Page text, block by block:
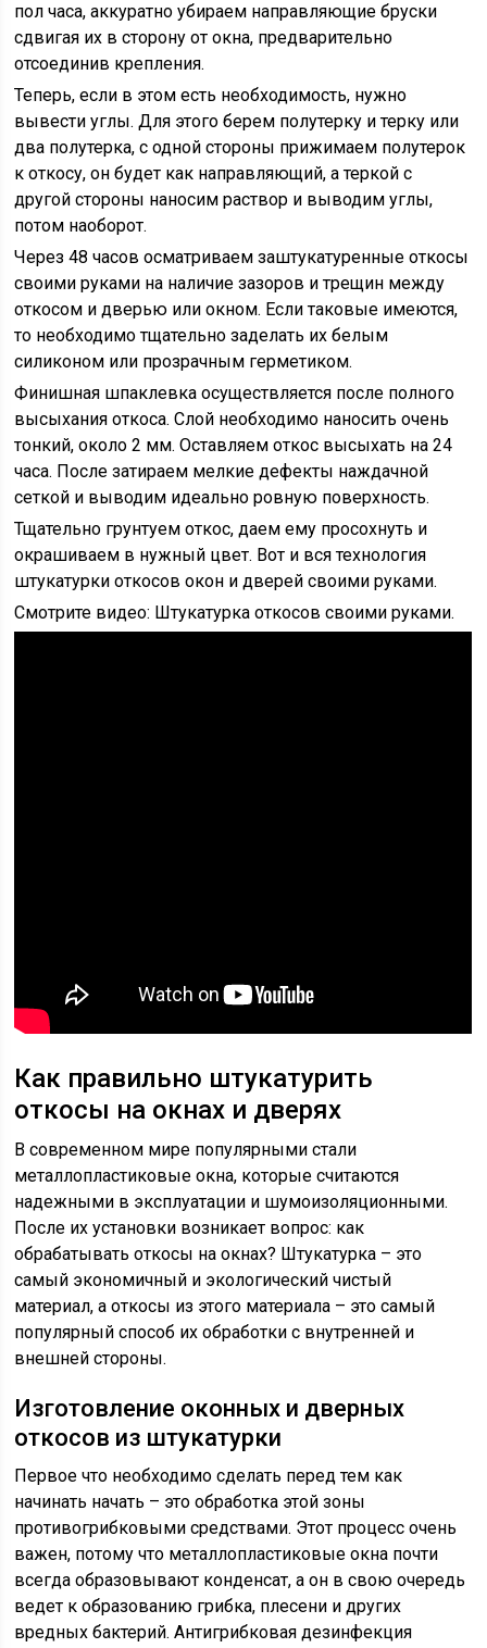
пол часа, аккуратно убираем направляющие бруски
сдвигая их в сторону от окна, предварительно
отсоединив крепления.
Теперь, если в этом есть необходимость, нужно
вывести углы. Для этого берем полутерку и терку или
два полутерка, с одной стороны прижимаем полутерок
к откосу, он будет как направляющий, а теркой с
другой стороны наносим раствор и выводим углы,
потом наоборот.
Через 48 часов осматриваем заштукатуренные откосы
своими руками на наличие зазоров и трещин между
откосом и дверью или окном. Если таковые имеются,
то необходимо тщательно заделать их белым
силиконом или прозрачным герметиком.
Финишная шпаклевка осуществляется после полного
высыхания откоса. Слой необходимо наносить очень
тонкий, около 2 мм. Оставляем откос высыхать на 24
часа. После затираем мелкие дефекты наждачной
сеткой и выводим идеально ровную поверхность.
Тщательно грунтуем откос, даем ему просохнуть и
окрашиваем в нужный цвет. Вот и вся технология
штукатурки откосов окон и дверей своими руками.
Смотрите видео: Штукатурка откосов своими руками.
Как правильно штукатурить
откосы на окнах и дверях
В современном мире популярными стали
металлопластиковые окна, которые считаются
надежными в эксплуатации и шумоизоляционными.
После их установки возникает вопрос: как
обрабатывать откосы на окнах? Штукатурка – это
самый экономичный и экологический чистый
материал, а откосы из этого материала – это самый
популярный способ их обработки с внутренней и
внешней стороны.
Изготовление оконных и дверных
откосов из штукатурки
Первое что необходимо сделать перед тем как
начинать начать – это обработка этой зоны
противогрибковыми средствами. Этот процесс очень
важен, потому что металлопластиковые окна почти
всегда образовывают конденсат, а он в свою очередь
ведет к образованию грибка, плесени и других
вредных бактерий. Антигрибковая дезинфекция